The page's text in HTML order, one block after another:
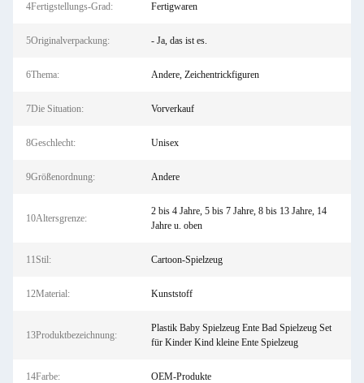
4Fertigstellungs-Grad: Fertigwaren
5Originalverpackung: - Ja, das ist es.
6Thema: Andere, Zeichentrickfiguren
7Die Situation: Vorverkauf
8Geschlecht: Unisex
9Größenordnung: Andere
10Altersgrenze:
2 bis 4 Jahre, 5 bis 7 Jahre, 8 bis 13 Jahre, 14
Jahre u. oben
11Stil: Cartoon-Spielzeug
12Material: Kunststoff
13Produktbezeichnung:
Plastik Baby Spielzeug Ente Bad Spielzeug Set
für Kinder Kind kleine Ente Spielzeug
14Farbe: OEM-Produkte